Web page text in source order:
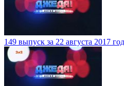
149 выпуск за 22 августа 2017